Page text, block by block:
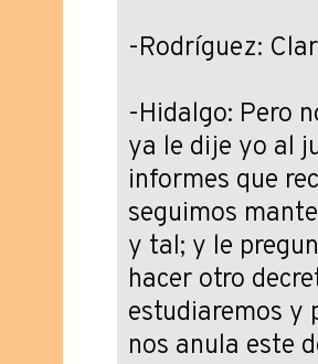
-Rodríguez:
-Hidalgo: Pero
ya le dije yo al
informes que
seguimos
y tal; y le
hacer otro
estudiaremos y
nos anula este